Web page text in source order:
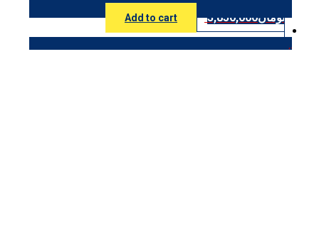
تومان3,850,000
Add to cart